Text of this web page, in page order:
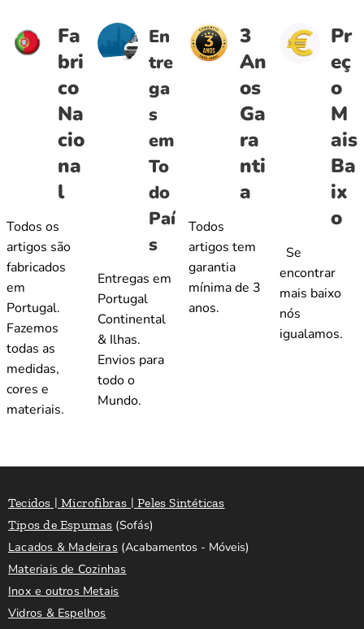
Fa
bri
co
Na
cio
na
l
Todos os
artigos são
fabricados
em
Portugal.
Fazemos
todas as
medidas,
cores e
materiais.
En
tre
ga
s
em
To
do
Paí
s
Entregas em
Portugal
Continental
& Ilhas.
Envios para
todo o
Mundo.
3
An
os
Ga
ra
nti
a
Todos
artigos tem
garantia
mínima de 3
anos.
Pr
eç
o
M
ais
Ba
ix
o
Se
encontrar
mais baixo
nós
igualamos.
Tecidos | Microfibras | Peles Sintéticas
Tipos de Espumas (Sofás)
Lacados & Madeiras(Acabamentos - Móveis)
Materiais de Cozinhas
Inox e outros Metais
Vidros & Espelhos